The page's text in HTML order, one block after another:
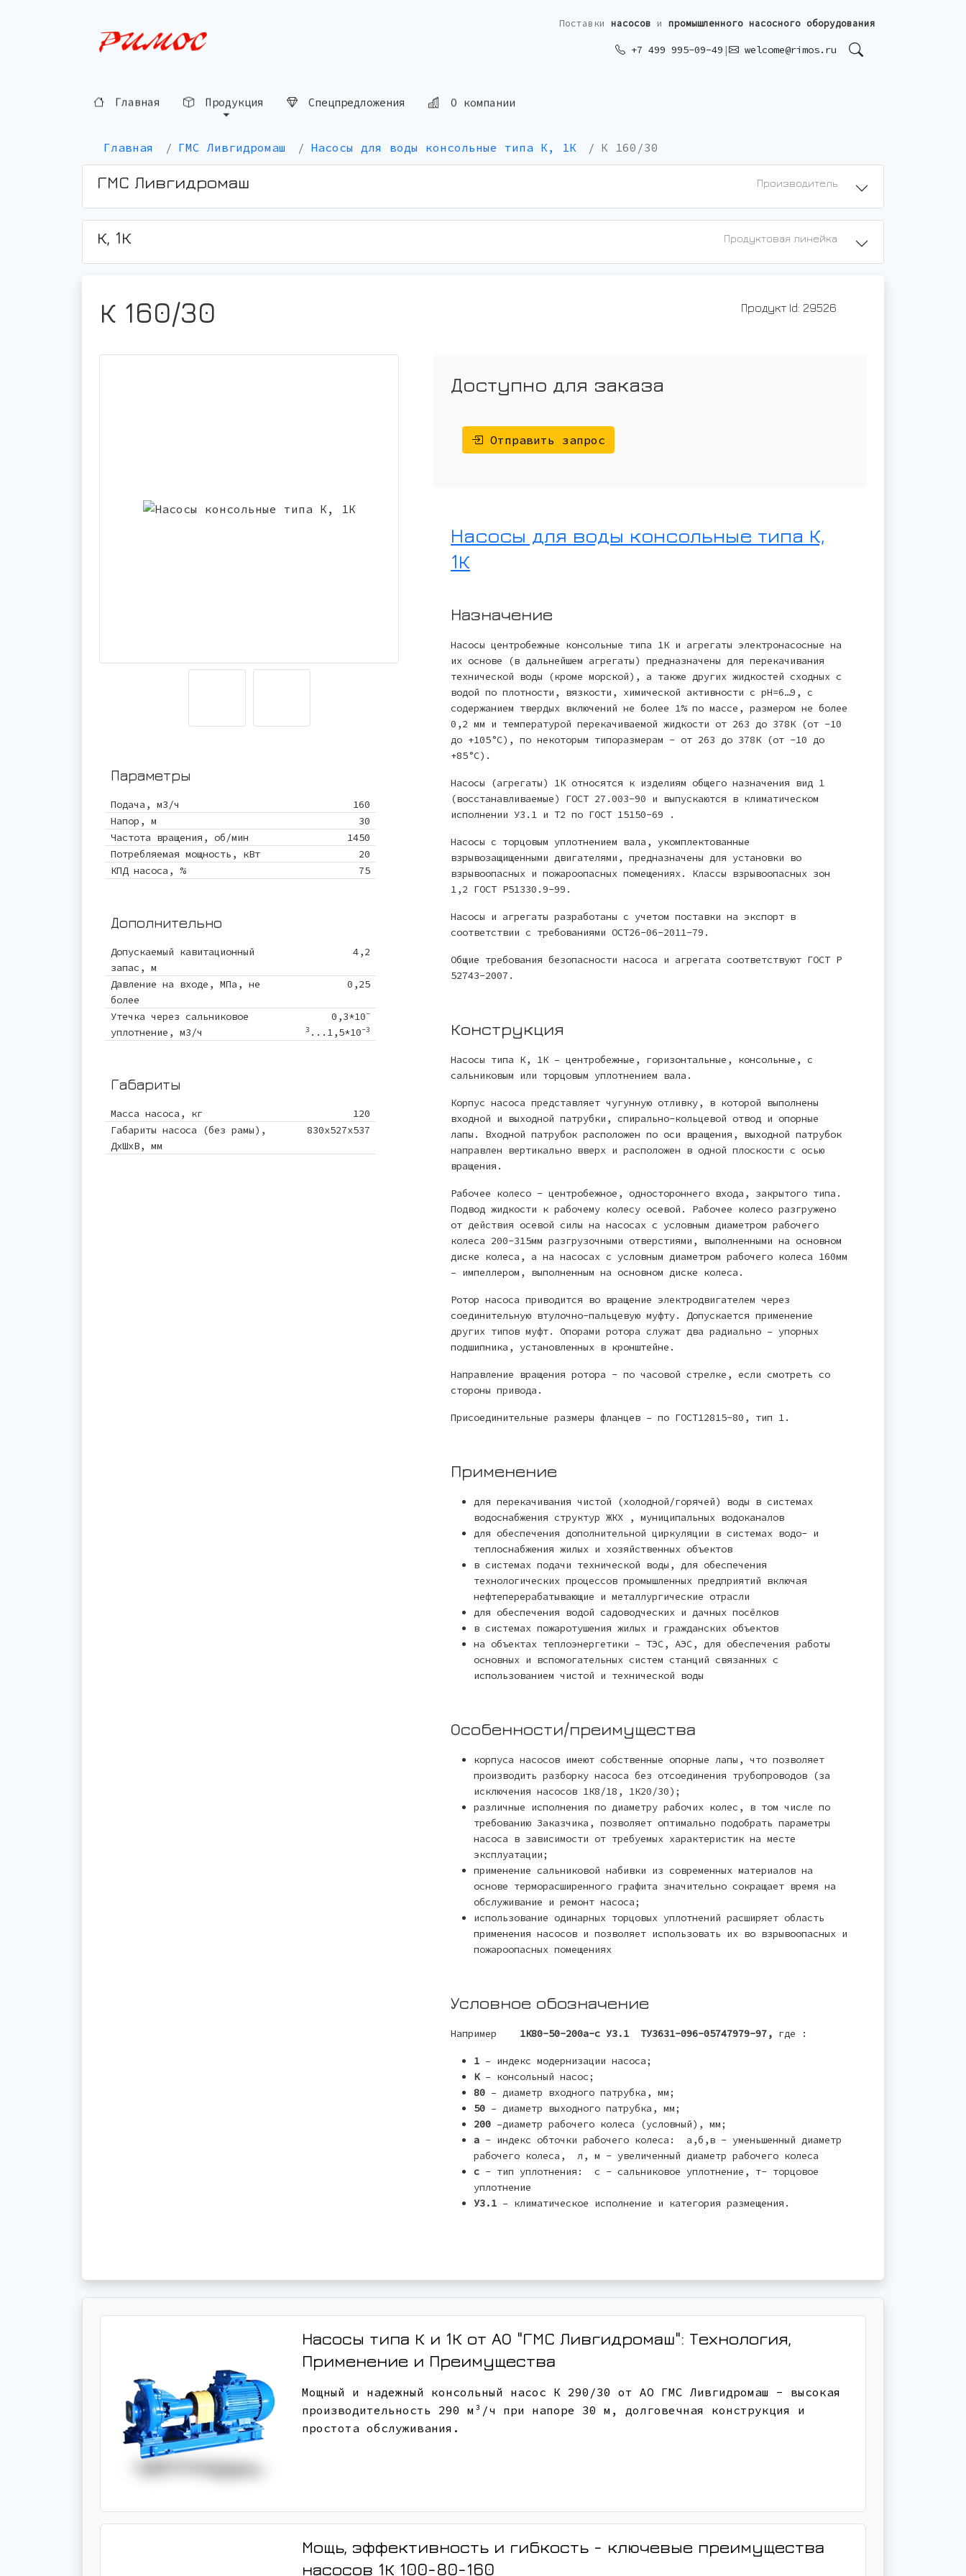
Поставки насосов и промышленного насосного оборудования
+7 499 995-09-49 | welcome@rimos.ru
Главная Продукция Спецпредложения О компании
Главная ГМС Ливгидромаш Насосы для воды консольные типа К, 1К К 160/30
ГМС Ливгидромаш Производитель
К, 1К Продуктовая линейка
К 160/30 Продукт Id: 29526
Параметры
Подача, м3/ч
160
Напор, м
30
Частота вращения, об/мин
1450
Потребляемая мощность, кВт
20
КПД насоса, %
75
Дополнительно
Допускаемый кавитационный
запас, м
4,2
Давление на входе, МПа, не
более
0,25
Утечка через сальниковое
уплотнение, м3/ч
0,3*10-
3 ...1,5*10-3
Габариты
Масса насоса, кг
120
Габариты насоса (без рамы),
ДхШхВ, мм
830х527х537
Доступно для заказа
Отправить запрос
Насосы для воды консольные типа К,
1К
Назначение
Насосы центробежные консольные типа 1К и агрегаты электронасосные на
их основе (в дальнейшем агрегаты) предназначены для перекачивания
технической воды (кроме морской), а также других жидкостей сходных с
водой по плотности, вязкости, химической активности с рН=6…9, с
содержанием твердых включений не более 1% по массе, размером не более
0,2 мм и температурой перекачиваемой жидкости от 263 до 378К (от -10
до +105°С), по некоторым типоразмерам - от 263 до 378К (от -10 до
+85°С).
Насосы (агрегаты) 1К относятся к изделиям общего назначения вид 1
(восстанавливаемые) ГОСТ 27.003-90 и выпускаются в климатическом
исполнении У3.1 и Т2 по ГОСТ 15150-69 .
Насосы с торцовым уплотнением вала, укомплектованные
взрывозащищенными двигателями, предназначены для установки во
взрывоопасных и пожароопасных помещениях. Классы взрывоопасных зон
1,2 ГОСТ Р51330.9-99.
Насосы и агрегаты разработаны с учетом поставки на экспорт в
соответствии с требованиями ОСТ26-06-2011-79.
Общие требования безопасности насоса и агрегата соответствуют ГОСТ Р
52743-2007.
Конструкция
Насосы типа К, 1К – центробежные, горизонтальные, консольные, с
сальниковым или торцовым уплотнением вала.
Корпус насоса представляет чугунную отливку, в которой выполнены
входной и выходной патрубки, спирально-кольцевой отвод и опорные
лапы. Входной патрубок расположен по оси вращения, выходной патрубок
направлен вертикально вверх и расположен в одной плоскости с осью
вращения.
Рабочее колесо - центробежное, одностороннего входа, закрытого типа.
Подвод жидкости к рабочему колесу осевой. Рабочее колесо разгружено
от действия осевой силы на насосах с условным диаметром рабочего
колеса 200-315мм разгрузочными отверстиями, выполненными на основном
диске колеса, а на насосах с условным диаметром рабочего колеса 160мм
– импеллером, выполненным на основном диске колеса.
Ротор насоса приводится во вращение электродвигателем через
соединительную втулочно-пальцевую муфту. Допускается применение
других типов муфт. Опорами ротора служат два радиально – упорных
подшипника, установленных в кронштейне.
Направление вращения ротора - по часовой стрелке, если смотреть со
стороны привода.
Присоединительные размеры фланцев – по ГОСТ12815-80, тип 1.
Применение
для перекачивания чистой (холодной/горячей) воды в системах
водоснабжения структур ЖКХ , муниципальных водоканалов
для обеспечения дополнительной циркуляции в системах водо- и
теплоснабжения жилых и хозяйственных объектов
в системах подачи технической воды, для обеспечения
технологических процессов промышленных предприятий включая
нефтеперерабатывающие и металлургические отрасли
для обеспечения водой садоводческих и дачных посёлков
в системах пожаротушения жилых и гражданских объектов
на объектах теплоэнергетики – ТЭС, АЭС, для обеспечения работы
основных и вспомогательных систем станций связанных с
использованием чистой и технической воды
Особенности/преимущества
корпуса насосов имеют собственные опорные лапы, что позволяет
производить разборку насоса без отсоединения трубопроводов (за
исключения насосов 1К8/18, 1К20/30);
различные исполнения по диаметру рабочих колес, в том числе по
требованию Заказчика, позволяет оптимально подобрать параметры
насоса в зависимости от требуемых характеристик на месте
эксплуатации;
применение сальниковой набивки из современных материалов на
основе терморасширенного графита значительно сокращает время на
обслуживание и ремонт насоса;
использование одинарных торцовых уплотнений расширяет область
применения насосов и позволяет использовать их во взрывоопасных и
пожароопасных помещениях
Условное обозначение
Например 1К80-50-200а-с У3.1 ТУ3631-096-05747979-97, где :
1 – индекс модернизации насоса;
К– консольный насос;
80 – диаметр входного патрубка, мм;
50 – диаметр выходного патрубка, мм;
200 –диаметр рабочего колеса (условный), мм;
а - индекс обточки рабочего колеса: а,б,в - уменьшенный диаметр
рабочего колеса, л, м - увеличенный диаметр рабочего колеса
с - тип уплотнения: с - сальниковое уплотнение, т- торцовое
уплотнение
У3.1 – климатическое исполнение и категория размещения.
Насосы типа К и 1К от АО "ГМС Ливгидромаш": Технология,
Применение и Преимущества
Мощный и надежный консольный насос К 290/30 от АО ГМС Ливгидромаш - высокая
производительность 290 м³/ч при напоре 30 м, долговечная конструкция и
простота обслуживания.
Мощь, эффективность и гибкость - ключевые преимущества
насосов 1К 100-80-160